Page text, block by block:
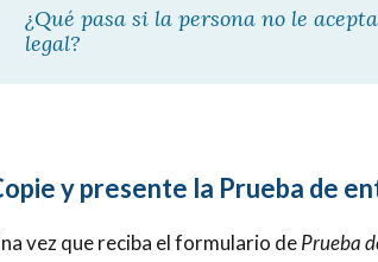
¿Qué pasa si la persona no le
legal?
y presente la Prueba de
vez que reciba el formulario dePrueba